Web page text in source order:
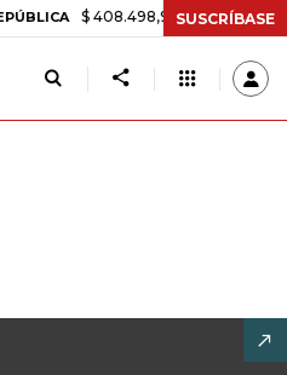
$ 408.498,97 +$ 8.753,81 +2,19%
SUSCRÍBASE